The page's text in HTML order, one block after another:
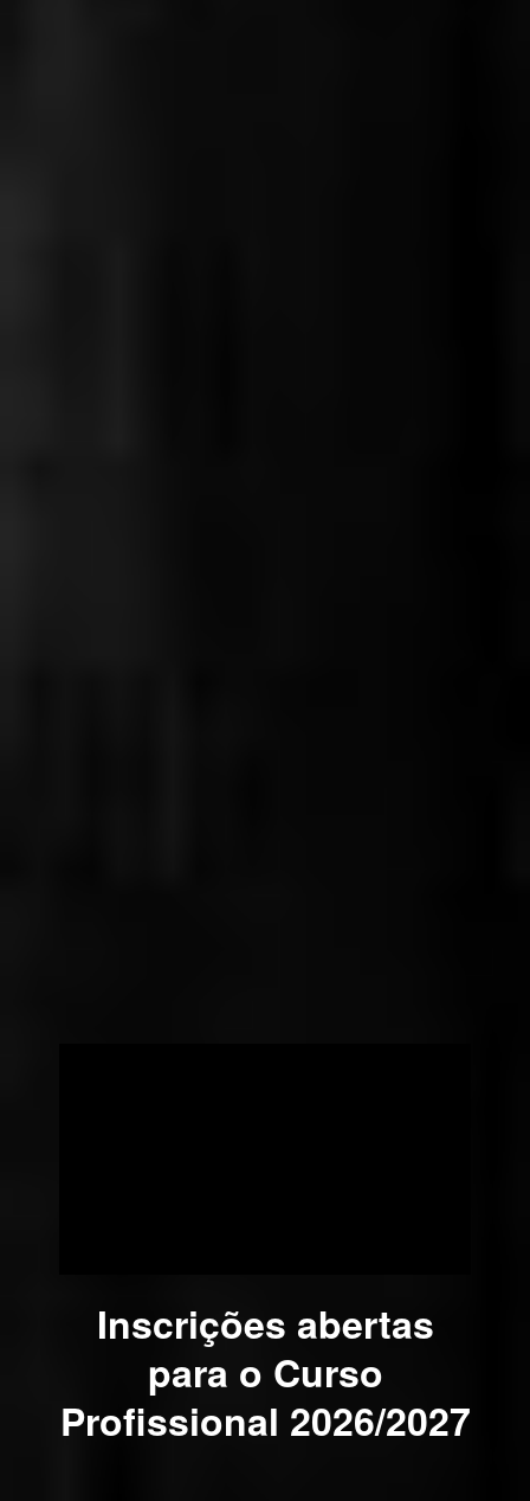
Inscrições abertas
para o Curso
Profissional 2026/2027